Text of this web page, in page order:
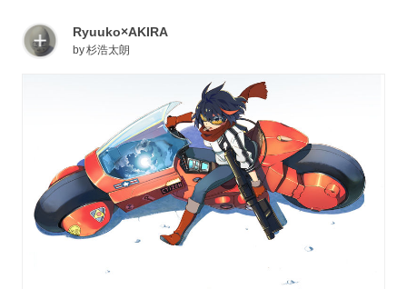
了現代的標準，是一部猶如里程碑般的偉大巨作。
主角金田駕駛著惹眼的紅色重機，穿梭在「新東京」的場
景，更是許多粉絲難以忘懷的經典畫面。在pixiv上也有
許多致敬《阿基拉》的同人作品。今天為大家帶來《阿基
拉》Paro插畫特輯。快來看看吧。
Ryuuko×AKIRA
by杉浩太朗